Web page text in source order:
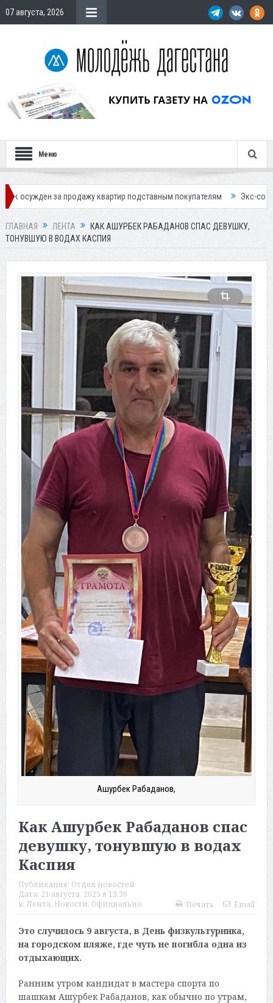
07 августа, 2026
Меню
продажу квартир подставным покупателям Экс-сотрудница
ГЛАВНАЯ ЛЕНТА
КАК АШУРБЕК РАБАДАНОВ СПАС ДЕВУШКУ,
ТОНУВШУЮ В ВОДАХ КАСПИЯ
Ашурбек Рабаданов,
Как Ашурбек Рабаданов спас
девушку, тонувшую в водах
Каспия
Публикация: Отдел новостей
Дата: 21 августа, 2025 в 13:39
в: Лента, Новости, Официально Печать Email
Это случилось 9 августа, в День физкультурника,
на городском пляже, где чуть не погибла одна из
отдыхающих.
Ранним утром кандидат в мастера спорта по
шашкам Ашурбек Рабаданов, как обычно по утрам,